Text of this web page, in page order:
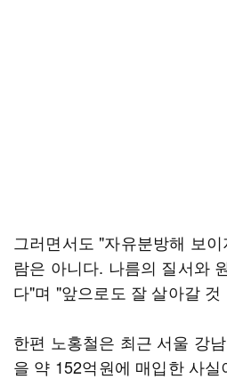
그러면서도 "자유분방해 보
람은 아니다. 나름의 질서와
다"며 "앞으로도 잘 살아갈
한편 노홍철은 최근 서울 강
을 약 152억원에 매입한 사